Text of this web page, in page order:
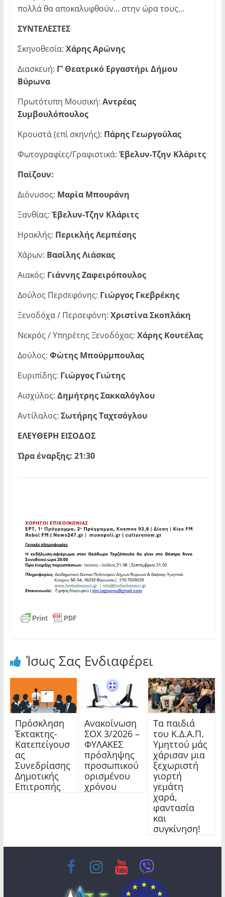
πολλά θα αποκαλυφθούν… στην ώρα τους…
ΣΥΝΤΕΛΕΣΤΕΣ
Σκηνοθεσία: Χάρης Αρώνης
Διασκευή: Γ’ Θεατρικό Εργαστήρι Δήμου
Βύρωνα
Πρωτότυπη Μουσική: Αντρέας
Συμβουλόπουλος
Κρουστά (επί σκηνής): Πάρης Γεωργούλας
Φωτογραφίες/Γραφιστικά: Έβελυν-Τζην Κλάριτς
Παίζουν:
Διόνυσος: Μαρία Μπουράνη
Ξανθίας: Έβελυν-Τζην Κλάριτς
Ηρακλής: Περικλής Λεμπέσης
Χάρων: Βασίλης Λιάσκας
Αιακός: Γιάννης Ζαφειρόπουλος
Δούλος Περσεφόνης: Γιώργος Γκεβρέκης
Ξενοδόχα / Περσεφόνη: Χριστίνα Σκοπλάκη
Νεκρός / Υπηρέτης Ξενοδόχας: Χάρης Κουτέλας
Δούλος: Φώτης Μπούρμπουλας
Ευριπίδης: Γιώργος Γιώτης
Αισχύλος: Δημήτρης Σακκαλόγλου
Αντίλαλος: Σωτήρης Ταχτσόγλου
ΕΛΕΥΘΕΡΗ ΕΙΣΟΔΟΣ
Ώρα έναρξης: 21:30
Ίσως Σας Ενδιαφέρει
Πρόσκληση
Έκτακτης-
Κατεπείγουσ
ας
Συνεδρίασης
Δημοτικής
Επιτροπής
Ανακοίνωση
ΣΟΧ 3/2026 –
ΦΥΛΑΚΕΣ
πρόσληψης
προσωπικού
ορισμένου
χρόνου
Τα παιδιά
του Κ.Δ.Α.Π.
Υμηττού μάς
χάρισαν μια
ξεχωριστή
γιορτή
γεμάτη
χαρά,
φαντασία
και
συγκίνηση!